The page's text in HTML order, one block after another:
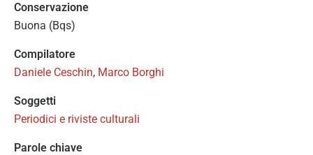
Conservazione
Buona (Bqs)
Compilatore
Daniele Ceschin, Marco Borghi
Soggetti
Periodici e riviste culturali
Parole chiave